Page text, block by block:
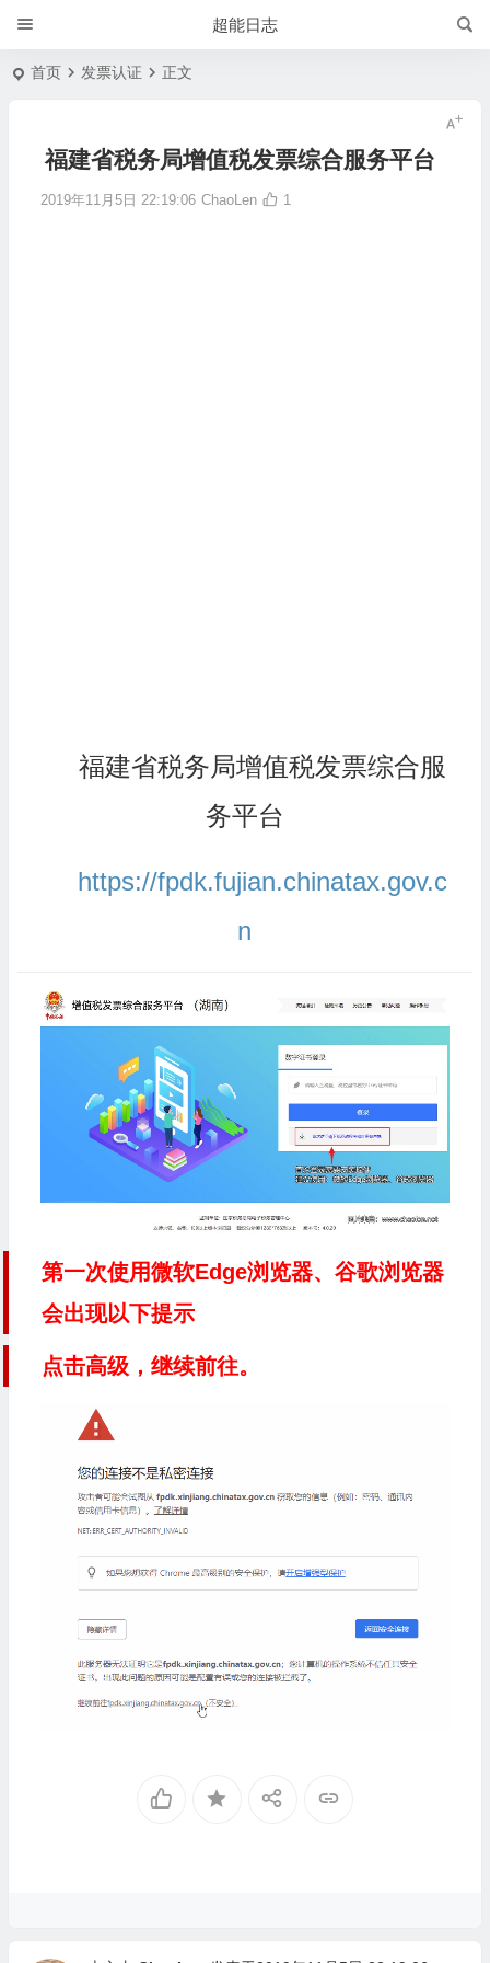
超能日志
首页 发票认证 正文
福建省税务局增值税发票综合服务平台
2019年11月5日 22:19:06 ChaoLen 1
福建省税务局增值税发票综合服
务平台
https://fpdk.fujian.chinatax.gov.c
n
第一次使用微软Edge浏览器、谷歌浏览器
会出现以下提示
点击高级，继续前往。